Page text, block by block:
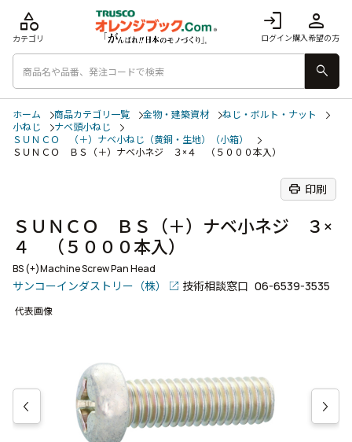
login
ログイン
person
購入希望の方
category
カテゴリ
search
ホーム 商品カテゴリ一覧 金物・建築資材
ねじ・ボルト・ナット
小ねじ
ナベ頭小ねじ
ＳＵＮＣＯ （＋）ナベ小ねじ（黄銅・生地）（小箱）
ＳＵＮＣＯ ＢＳ（＋）ナベ小ネジ ３×４ （５０００本入）
print 印刷
ＳＵＮＣＯ ＢＳ（＋）ナベ小ネジ ３×
４ （５０００本入）
BS (+)Machine Screw Pan Head
サンコーインダストリー（株） 技術相談窓口 06-6539-3535
代表画像